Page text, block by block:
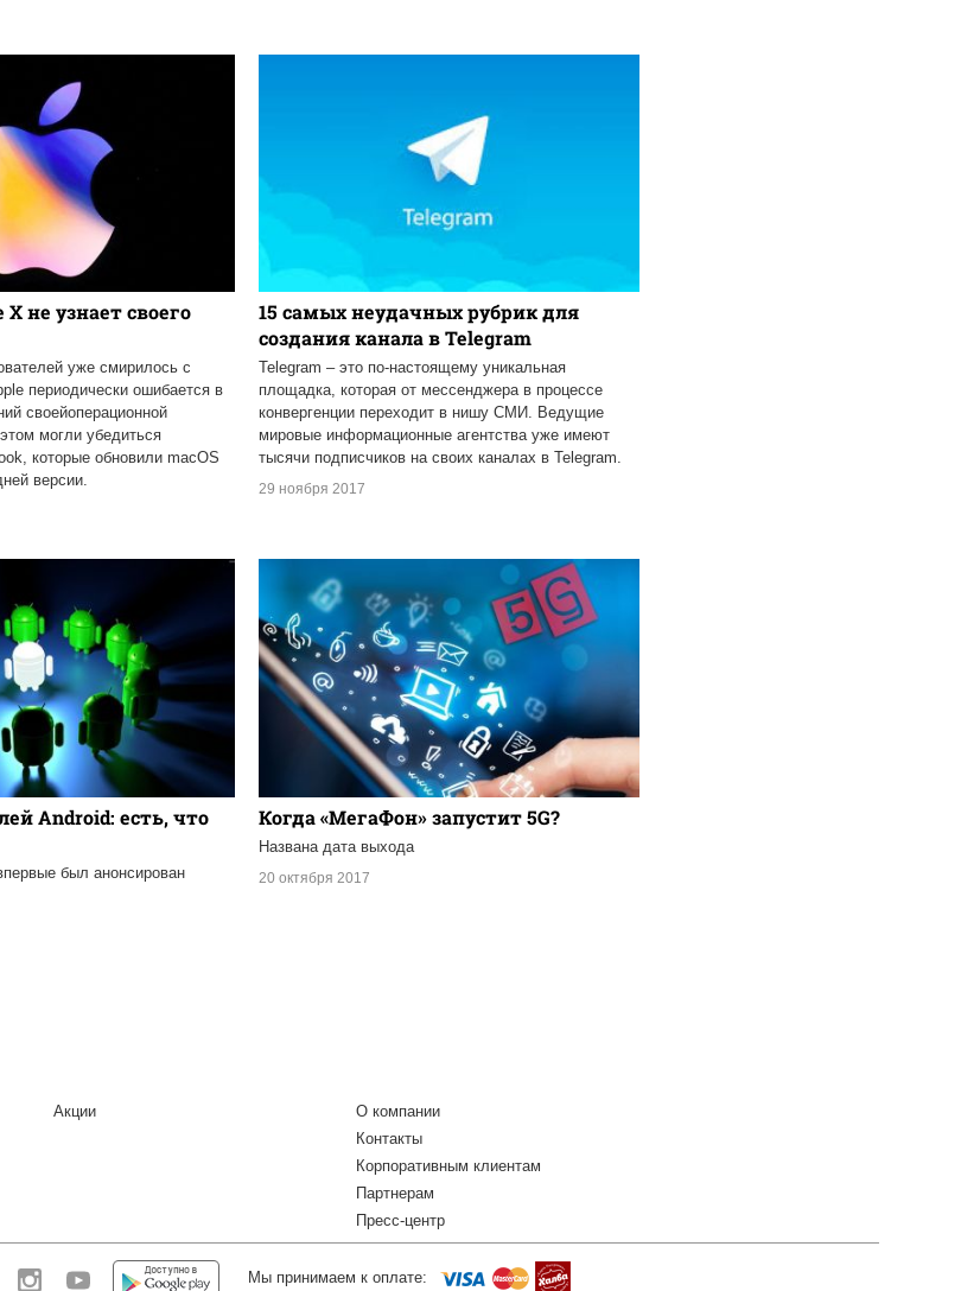
X не узнает своего
уже смирилось с
периодически ошибается в
своейоперационной
могли убедиться
которые обновили macOS
версии.
15 самых неудачных рубрик для
создания канала в Telegram
Telegram – это по-настоящему уникальная
площадка, которая от мессенджера в процессе
конвергенции переходит в нишу СМИ. Ведущие
мировые информационные агентства уже имеют
тысячи подписчиков на своих каналах в Telegram.
29 ноября 2017
Android: есть, что
был анонсирован
Когда «МегаФон» запустит 5G?
Названа дата выхода
20 октября 2017
Акции
О компании
Контакты
Корпоративным клиентам
Партнерам
Пресс-центр
Мы принимаем к оплате: